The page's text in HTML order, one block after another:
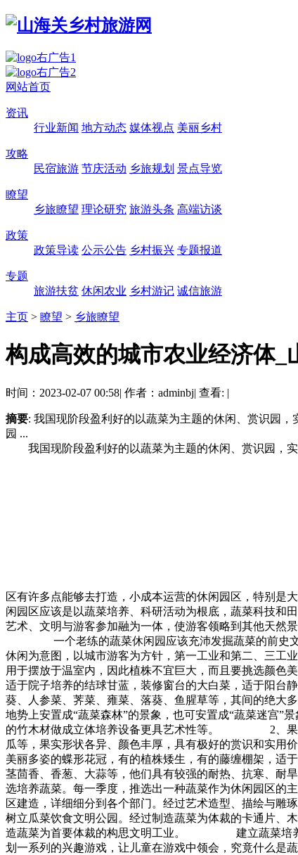
网站首页
资讯
行业新闻 地方动态 媒体视点 美丽乡村
攻略
民宿旅游 节庆活动 乡旅规划 景点导览
瞭望
乡旅瞭望 理论研究 旅游头条 高端访谈
政策
政策导读 公示公告 乡村振兴 专题报道
专题
旅游扶贫 休闲农业 乡村游记 诚信旅游
主页 > 瞭望 > 乡旅瞭望
构成高效的城市农业经济体_
时间：2023-02-07 00:58| 作者：adminbj| 查看: |
摘要: 我国现阶段盈利好的以蔬菜为主题的休闲、赏识园
园 ...
我国现阶段盈利好的以蔬菜为主题的休闲、赏识园，实
区有许多点能够去打造，小成本运营的休闲园区，特别
闲园区应该是以蔬菜培养、科研活动为根底，蔬菜科技和
艺术、文明与游客参加融为一体，使游客领略到其他天然
一个老练的蔬菜休闲园应该充沛发掘蔬菜的前史文明
休闲为意图，以城市游客为方针，第一工业和第二、三工
用于摆放于温室内，因此植株不宜巨大，而且要挑选颜色
适于院子培养的结球甘蓝，装修窗台的大白菜，适于阳台
葵、人参菜、荠菜、雍菜、落葵、鱼腥草等，其间的绝大
地势上安置成“蔬菜森林”的景象，也可安置成“蔬菜迷宫”
的竹木材做成立体培养设备更具艺术性等。 2、果菜类
瓜等，果实形状各异、颜色丰厚，具有极好的赏识和实用
美丽多姿的蝶形花冠，有的植株矮生，有的藤缠棚架
茎茴香、香葱、大蒜等，他们具有较强的耐热、抗寒
选培养蔬菜。每一季度，推选出一种蔬菜作为休闲园
区建造，详细细分到各个部门。经过艺术造型、描绘与雕
树立瓜菜饮食文明公园。经过制造蔬菜为体裁的卡通片、
造蔬菜为首要体裁的构思文明工业。 建立蔬菜培养领
划一系列的兴趣游戏，让儿童在游戏中领会，究竟什